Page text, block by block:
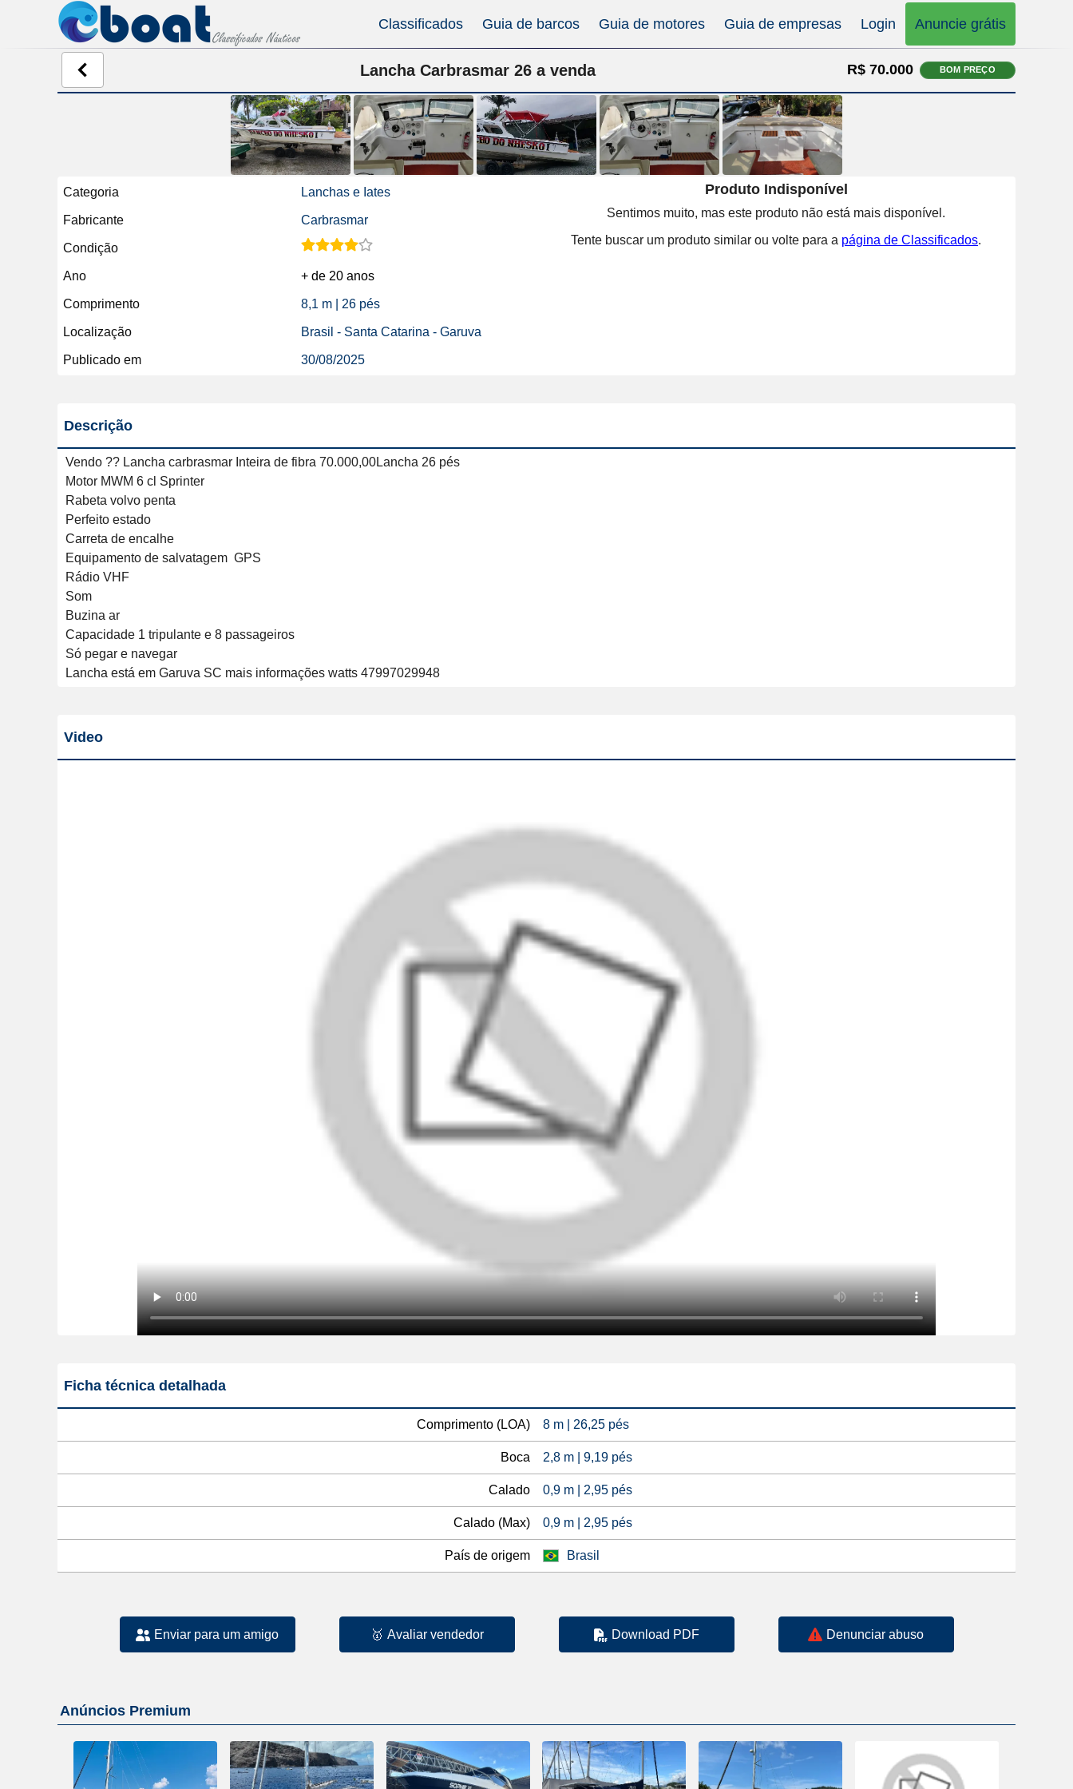
Classificados Guia de barcos Guia de motores Guia de empresas Login Anuncie grátis
Lancha Carbrasmar 26 a venda R$ 70.000 BOM PREÇO
Categoria Lanchas e Iates
Fabricante Carbrasmar
Condição
Ano + de 20 anos
Comprimento 8,1 m | 26 pés
Localização Brasil - Santa Catarina - Garuva
Publicado em 30/08/2025
Produto Indisponível
Sentimos muito, mas este produto não está mais disponível.
Tente buscar um produto similar ou volte para a página de Classificados.
Descrição
Vendo ?? Lancha carbrasmar Inteira de fibra 70.000,00Lancha 26 pés
Motor MWM 6 cl Sprinter
Rabeta volvo penta
Perfeito estado
Carreta de encalhe
Equipamento de salvatagem  GPS
Rádio VHF
Som
Buzina ar
Capacidade 1 tripulante e 8 passageiros
Só pegar e navegar
Lancha está em Garuva SC mais informações watts 47997029948
Video
Ficha técnica detalhada
Comprimento (LOA) 8 m | 26,25 pés
Boca 2,8 m | 9,19 pés
Calado 0,9 m | 2,95 pés
Calado (Max) 0,9 m | 2,95 pés
País de origem Brasil
Enviar para um amigo 🥇 Avaliar vendedor Download PDF Denunciar abuso
Anúncios Premium